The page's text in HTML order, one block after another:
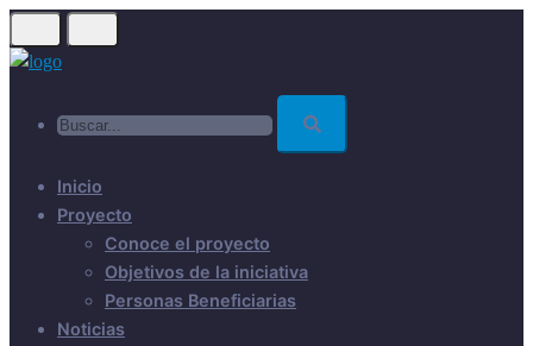
Skip
to
Inicio
Proyecto
Conoce el proyecto
Objetivos de la iniciativa
Personas Beneficiarias
Noticias